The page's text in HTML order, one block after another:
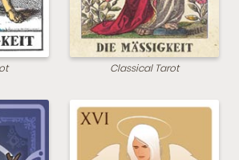
Classical Tarot